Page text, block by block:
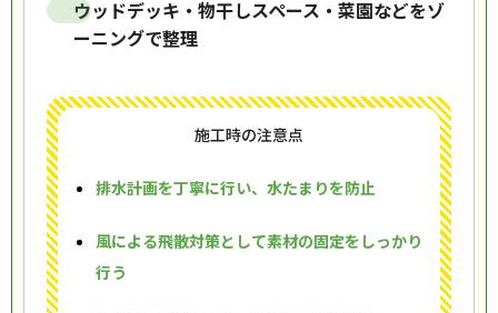
ウッドデッキ・物干しスペース・菜園などをゾ
ーニングで整理
施工時の注意点
排水計画を丁寧に行い、水たまりを防止
風による飛散対策として素材の固定をしっかり
行う